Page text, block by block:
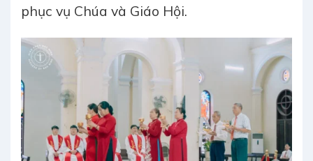
phục vụ Chúa và Giáo Hội.